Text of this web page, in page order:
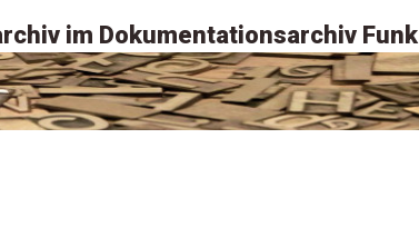
im Dokumentationsarchiv Funk